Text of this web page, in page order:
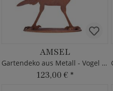
AMSEL
Gartendeko aus Metall - Vogel Figur
123,00 € *